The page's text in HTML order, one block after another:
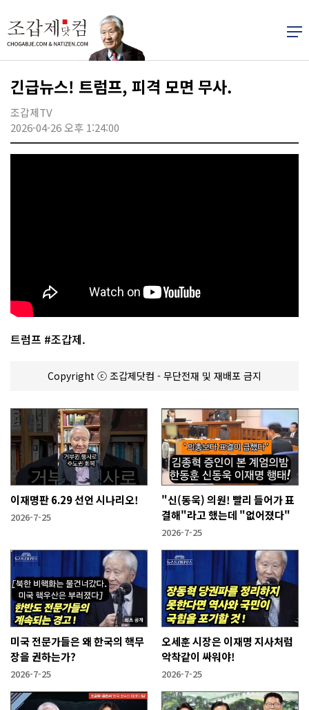
긴급뉴스! 트럼프, 피격 모면 무사.
조갑제TV
2026-04-26 오후 1:24:00
트럼프 #조갑제.
Copyright ⓒ 조갑제닷컴 - 무단전재 및 재배포 금지
이재명판 6.29 선언 시나리오!
2026-7-25
"신(동욱) 의원! 빨리 들어가 표
결해"라고 했는데 "없어졌다"
2026-7-25
미국 전문가들은 왜 한국의 핵무
장을 권하는가?
2026-7-25
오세훈 시장은 이재명 지사처럼
악착같이 싸워야!
2026-7-25